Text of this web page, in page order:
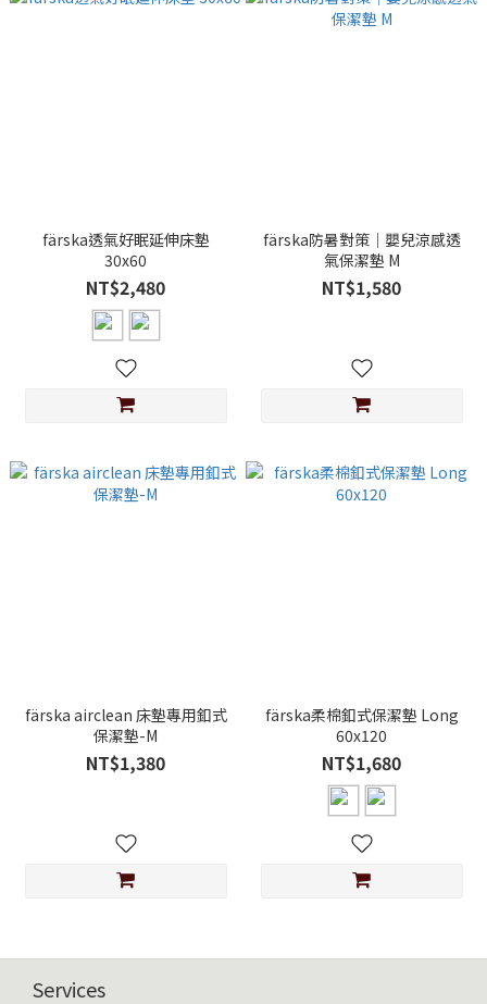
färska透氣好眠延伸床墊
30x60
NT$2,480
färska防暑對策│嬰兒涼感透
氣保潔墊 M
NT$1,580
färska airclean 床墊專用釦式
保潔墊-M
NT$1,380
färska柔棉釦式保潔墊 Long
60x120
NT$1,680
Services